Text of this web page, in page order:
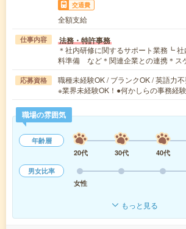
交通費
全額支給
仕事内容 法務・特許事務
＊社内研修に関するサポート業務┗
料準備 など＊関連企業との連携＊ス
応募資格
職種未経験OK / ブランクOK / 英語力
※業界未経験OK！●何かしらの事務経
職場の雰囲気
年齢層
20代
30代 40代
男女比率
女性
もっと見る